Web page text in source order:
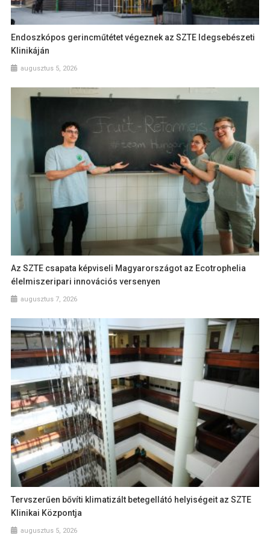
Endoszkópos gerincműtétet végeznek az SZTE Idegsebészeti
Klinikáján
augusztus 5, 2026
Az SZTE csapata képviseli Magyarországot az Ecotrophelia
élelmiszeripari innovációs versenyen
augusztus 7, 2026
Tervszerűen bővíti klimatizált betegellátó helyiségeit az SZTE
Klinikai Központja
augusztus 5, 2026